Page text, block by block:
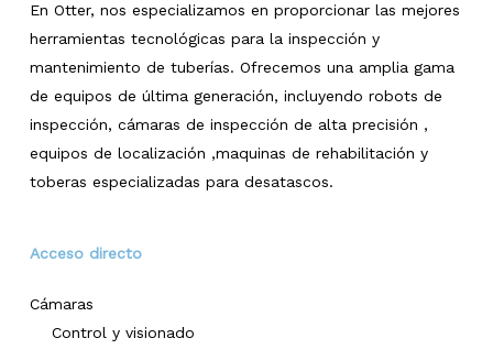
En Otter, nos especializamos en proporcionar las mejores
herramientas tecnológicas para la inspección y
mantenimiento de tuberías. Ofrecemos una amplia gama
de equipos de última generación, incluyendo robots de
inspección, cámaras de inspección de alta precisión ,
equipos de localización ,maquinas de rehabilitación y
toberas especializadas para desatascos.
Acceso directo
Cámaras
Control y visionado